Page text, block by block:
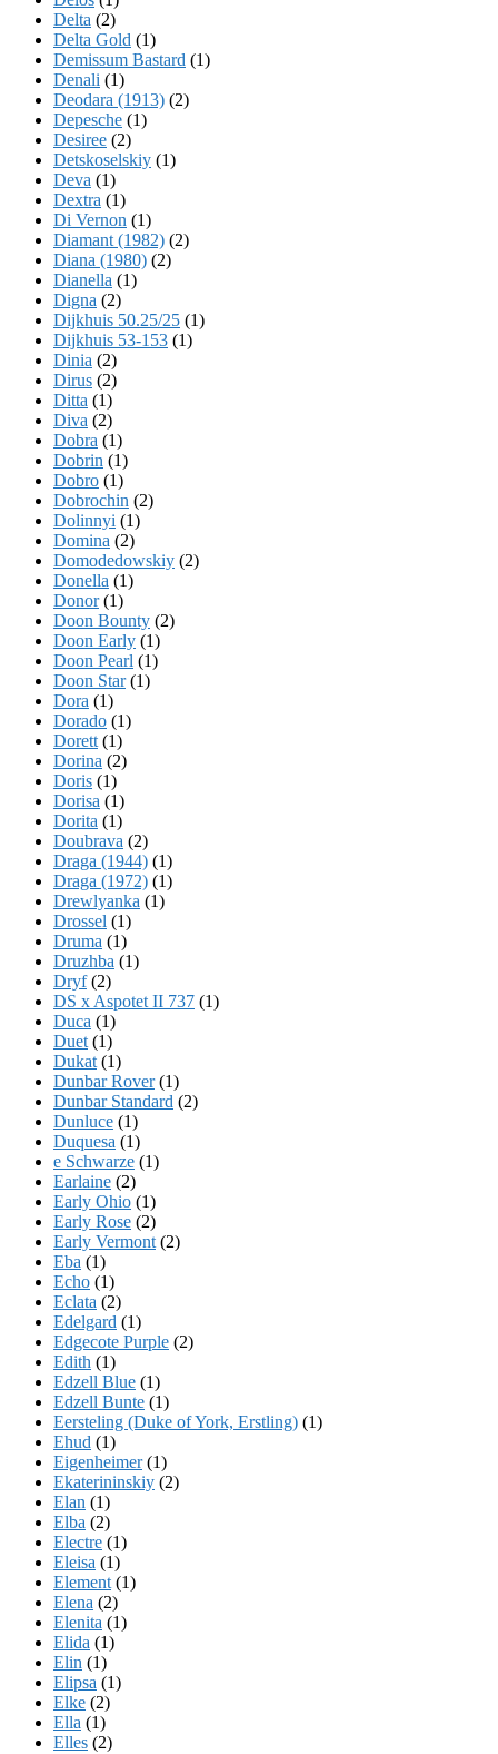
Delta (2)
Delta Gold (1)
Demissum Bastard (1)
Denali (1)
Deodara (1913) (2)
Depesche (1)
Desiree (2)
Detskoselskiy (1)
Deva (1)
Dextra (1)
Di Vernon (1)
Diamant (1982) (2)
Diana (1980) (2)
Dianella (1)
Digna (2)
Dijkhuis 50.25/25 (1)
Dijkhuis 53-153 (1)
Dinia (2)
Dirus (2)
Ditta (1)
Diva (2)
Dobra (1)
Dobrin (1)
Dobro (1)
Dobrochin (2)
Dolinnyi (1)
Domina (2)
Domodedowskiy (2)
Donella (1)
Donor(1)
Doon Bounty (2)
Doon Early (1)
Doon Pearl (1)
Doon Star(1)
Dora (1)
Dorado (1)
Dorett (1)
Dorina (2)
Doris (1)
Dorisa (1)
Dorita (1)
Doubrava (2)
Draga (1944) (1)
Draga (1972) (1)
Drewlyanka (1)
Drossel (1)
Druma (1)
Druzhba (1)
Dryf(2)
DS x Aspotet II 737 (1)
Duca (1)
Duet (1)
Dukat (1)
Dunbar Rover(1)
Dunbar Standard (2)
Dunluce (1)
Duquesa (1)
e Schwarze (1)
Earlaine (2)
Early Ohio (1)
Early Rose (2)
Early Vermont (2)
Eba (1)
Echo (1)
Eclata (2)
Edelgard (1)
Edgecote Purple (2)
Edith (1)
Edzell Blue (1)
Edzell Bunte (1)
Eersteling (Duke of York, Erstling) (1)
Ehud (1)
Eigenheimer(1)
Ekaterininskiy (2)
Elan (1)
Elba (2)
Electre (1)
Eleisa (1)
Element (1)
Elena (2)
Elenita (1)
Elida (1)
Elin (1)
Elipsa (1)
Elke (2)
Ella (1)
Elles (2)